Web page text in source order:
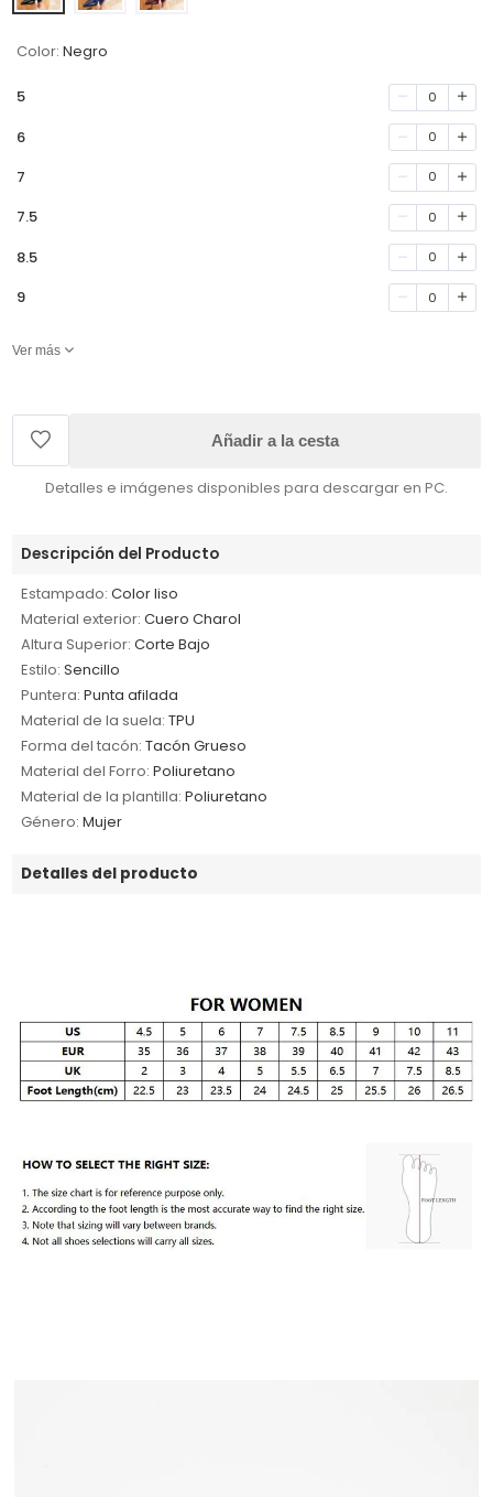
Color: Negro
5 0
6 0
7 0
7.5 0
8.5 0
9 0
Ver más
Añadir a la cesta
Detalles e imágenes disponibles para descargar en PC.
Descripción del Producto
Estampado: Color liso
Material exterior: Cuero Charol
Altura Superior: Corte Bajo
Estilo: Sencillo
Puntera: Punta afilada
Material de la suela: TPU
Forma del tacón: Tacón Grueso
Material del Forro: Poliuretano
Material de la plantilla: Poliuretano
Género: Mujer
Detalles del producto